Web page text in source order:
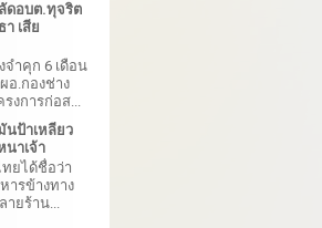
ดอบต.ทุจริต
เสีย
จำคุก 6 เดือน
อ.กองช่าง
งการก่อส...
ป้าเหลียว
นาเจ้า
ทยได้ชื่อว่า
ารข้างทาง
ายร้าน...